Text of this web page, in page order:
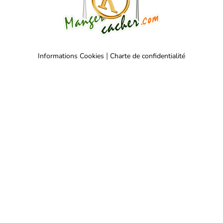
Informations Cookies | Charte de confidentialité